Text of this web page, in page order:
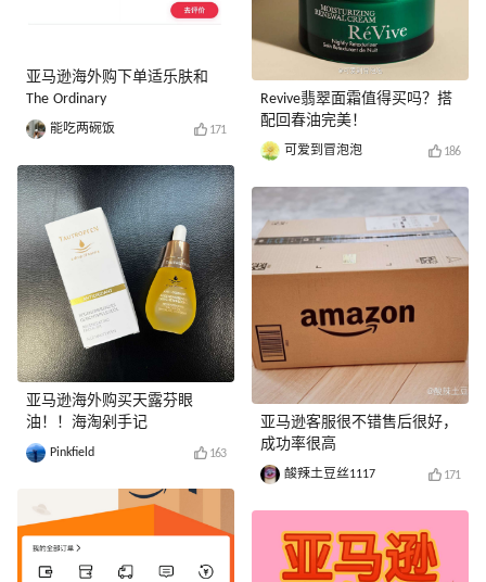
亚马逊海外购下单适乐肤和
The Ordinary
能吃两碗饭 171
亚马逊海外购买天露芬眼
油！！海淘剁手记
Pinkfield 163
Revive翡翠面霜值得买吗？搭
配回春油完美！
可爱到冒泡泡 186
亚马逊客服很不错售后很好，
成功率很高
酸辣土豆丝1117 171